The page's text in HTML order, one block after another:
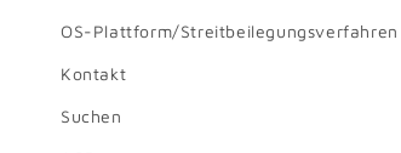
OS-Plattform/Streitbeilegungsverfahren
Kontakt
Suchen